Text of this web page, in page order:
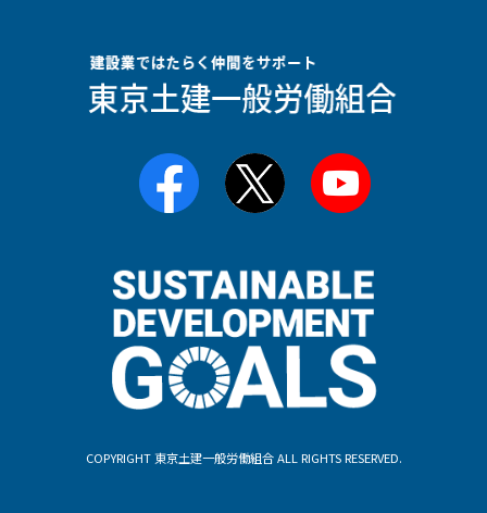
COPYRIGHT 東京土建一般労働組合 ALL RIGHTS RESERVED.